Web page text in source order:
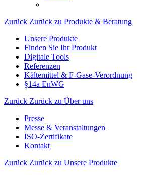
Zurück Zurück zu Produkte & Beratung
Unsere Produkte
Finden Sie Ihr Produkt
Digitale Tools
Referenzen
Kältemittel & F-Gase-Verordnung
§14a EnWG
Zurück Zurück zu Über uns
Presse
Messe & Veranstaltungen
ISO-Zertifikate
Kontakt
Zurück Zurück zu Unsere Produkte